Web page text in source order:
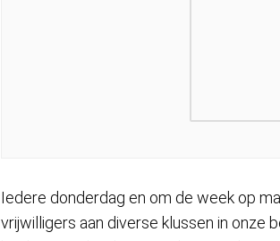
Iedere donderdag en om de week op
vrijwilligers aan diverse klussen in onze